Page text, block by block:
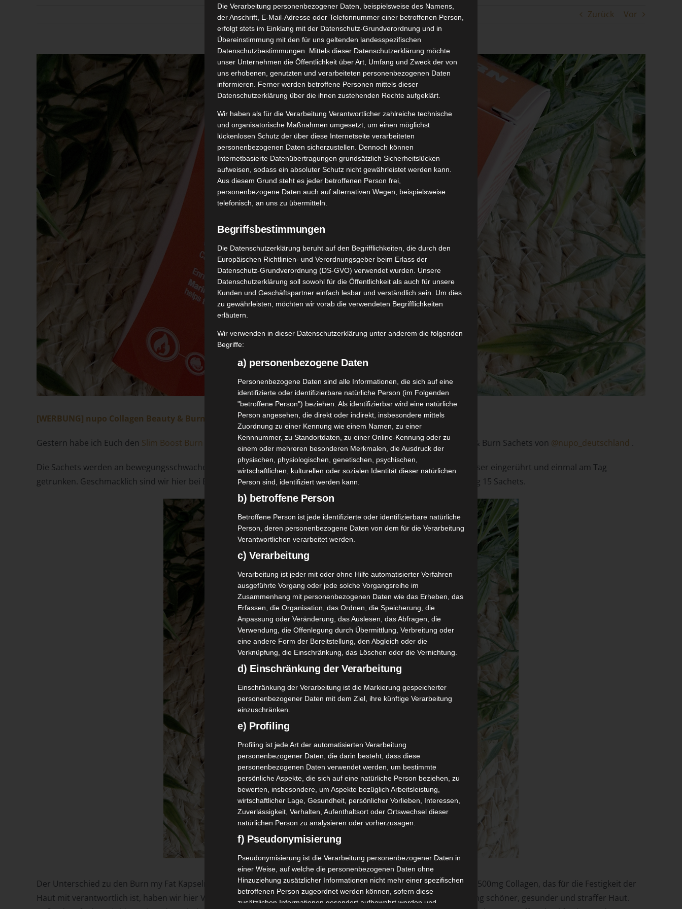
Zurück Vor
[WERBUNG] nupo Collagen Beauty & Burn
Gestern habe ich Euch den Slim Boost Burn my Fat von nupo vorgestellt. Heute zeige ich Euch die Collagen Beauty & Burn Sachets von @nupo_deutschland .
Die Sachets werden an bewegungsschwachen Tagen empfohlen. Das Pulver eines Sachets wird in 200ml kaltes Wasser eingerührt und einmal am Tag
getrunken. Geschmacklich sind wir hier bei Blutorange mit einer angenehmen Süße. Enthalten sind in einer Packung 15 Sachets.
Der Unterschied zu den Burn my Fat Kapseln ist das enthaltene Collagen und weitere starke Zutaten. Denn neben 2500mg Collagen, das für die Festigkeit der
Haut mit verantwortlich ist, haben wir hier Vitamin A, Vitamin C und Zink enthalten. Zur Unterstützung und Erhaltung schöner, gesunder und straffer Haut.
Die Verarbeitung personenbezogener Daten, beispielsweise des Namens,
der Anschrift, E-Mail-Adresse oder Telefonnummer einer betroffenen Person,
erfolgt stets im Einklang mit der Datenschutz-Grundverordnung und in
Übereinstimmung mit den für uns geltenden landesspezifischen
Datenschutzbestimmungen. Mittels dieser Datenschutzerklärung möchte
unser Unternehmen die Öffentlichkeit über Art, Umfang und Zweck der von
uns erhobenen, genutzten und verarbeiteten personenbezogenen Daten
informieren. Ferner werden betroffene Personen mittels dieser
Datenschutzerklärung über die ihnen zustehenden Rechte aufgeklärt.
Wir haben als für die Verarbeitung Verantwortlicher zahlreiche technische
und organisatorische Maßnahmen umgesetzt, um einen möglichst
lückenlosen Schutz der über diese Internetseite verarbeiteten
personenbezogenen Daten sicherzustellen. Dennoch können
Internetbasierte Datenübertragungen grundsätzlich Sicherheitslücken
aufweisen, sodass ein absoluter Schutz nicht gewährleistet werden kann.
Aus diesem Grund steht es jeder betroffenen Person frei,
personenbezogene Daten auch auf alternativen Wegen, beispielsweise
telefonisch, an uns zu übermitteln.
Begriffsbestimmungen
Die Datenschutzerklärung beruht auf den Begrifflichkeiten, die durch den
Europäischen Richtlinien- und Verordnungsgeber beim Erlass der
Datenschutz-Grundverordnung (DS-GVO) verwendet wurden. Unsere
Datenschutzerklärung soll sowohl für die Öffentlichkeit als auch für unsere
Kunden und Geschäftspartner einfach lesbar und verständlich sein. Um dies
zu gewährleisten, möchten wir vorab die verwendeten Begrifflichkeiten
erläutern.
Wir verwenden in dieser Datenschutzerklärung unter anderem die folgenden
Begriffe:
a) personenbezogene Daten
Personenbezogene Daten sind alle Informationen, die sich auf eine
identifizierte oder identifizierbare natürliche Person (im Folgenden
"betroffene Person") beziehen. Als identifizierbar wird eine natürliche
Person angesehen, die direkt oder indirekt, insbesondere mittels
Zuordnung zu einer Kennung wie einem Namen, zu einer
Kennnummer, zu Standortdaten, zu einer Online-Kennung oder zu
einem oder mehreren besonderen Merkmalen, die Ausdruck der
physischen, physiologischen, genetischen, psychischen,
wirtschaftlichen, kulturellen oder sozialen Identität dieser natürlichen
Person sind, identifiziert werden kann.
b) betroffene Person
Betroffene Person ist jede identifizierte oder identifizierbare natürliche
Person, deren personenbezogene Daten von dem für die Verarbeitung
Verantwortlichen verarbeitet werden.
c) Verarbeitung
Verarbeitung ist jeder mit oder ohne Hilfe automatisierter Verfahren
ausgeführte Vorgang oder jede solche Vorgangsreihe im
Zusammenhang mit personenbezogenen Daten wie das Erheben, das
Erfassen, die Organisation, das Ordnen, die Speicherung, die
Anpassung oder Veränderung, das Auslesen, das Abfragen, die
Verwendung, die Offenlegung durch Übermittlung, Verbreitung oder
eine andere Form der Bereitstellung, den Abgleich oder die
Verknüpfung, die Einschränkung, das Löschen oder die Vernichtung.
d) Einschränkung der Verarbeitung
Einschränkung der Verarbeitung ist die Markierung gespeicherter
personenbezogener Daten mit dem Ziel, ihre künftige Verarbeitung
einzuschränken.
e) Profiling
Profiling ist jede Art der automatisierten Verarbeitung
personenbezogener Daten, die darin besteht, dass diese
personenbezogenen Daten verwendet werden, um bestimmte
persönliche Aspekte, die sich auf eine natürliche Person beziehen, zu
bewerten, insbesondere, um Aspekte bezüglich Arbeitsleistung,
wirtschaftlicher Lage, Gesundheit, persönlicher Vorlieben, Interessen,
Zuverlässigkeit, Verhalten, Aufenthaltsort oder Ortswechsel dieser
natürlichen Person zu analysieren oder vorherzusagen.
f) Pseudonymisierung
Pseudonymisierung ist die Verarbeitung personenbezogener Daten in
einer Weise, auf welche die personenbezogenen Daten ohne
Hinzuziehung zusätzlicher Informationen nicht mehr einer spezifischen
betroffenen Person zugeordnet werden können, sofern diese
zusätzlichen Informationen gesondert aufbewahrt werden und